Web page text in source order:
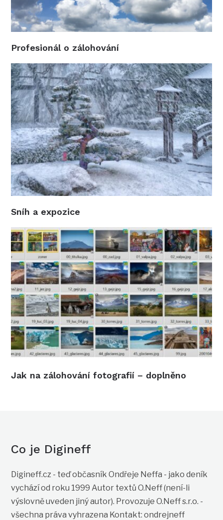
Profesionál o zálohování
Sníh a expozice
Jak na zálohování fotografií – doplněno
Co je Digineff
Digineff.cz - teď občasník Ondřeje Neffa - jako deník
vychází od roku 1999 Autor textů O.Neff (není-li
výslovně uveden jiný autor). Provozuje O.Neff s.r.o. -
všechna práva vyhrazena Kontakt: ondrejneff